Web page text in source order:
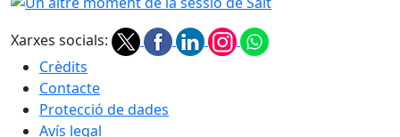
Xarxes socials:
Crèdits
Contacte
Protecció de dades
Avís legal